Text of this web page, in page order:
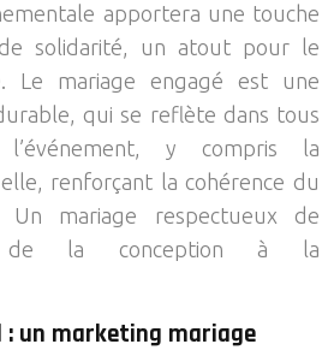
apportera une touche
solidarité, un atout pour le
Le mariage engagé est une
qui se reflète dans tous
y compris la
renforçant la cohérence du
Un mariage respectueux de
de la conception à la
un marketing mariage